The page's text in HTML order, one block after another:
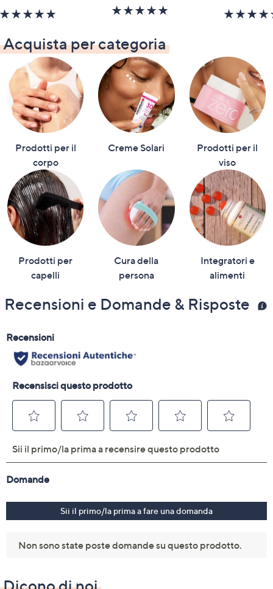
Stars
Stars
Acquista per categoria
Prodotti per il
corpo
Creme Solari
Prodotti per il
viso
Prodotti per
capelli
Cura della
persona
Integratori e
alimenti
Recensioni e Domande & Risposte